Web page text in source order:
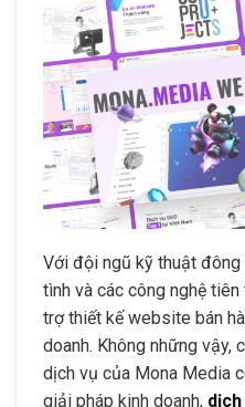
Với đội ngũ kỹ thuật đông
tình và các công nghệ
trợ thiết kế website bán
doanh. Không những vậy,
dịch vụ của Mona Media
giải pháp kinh doanh, dịch